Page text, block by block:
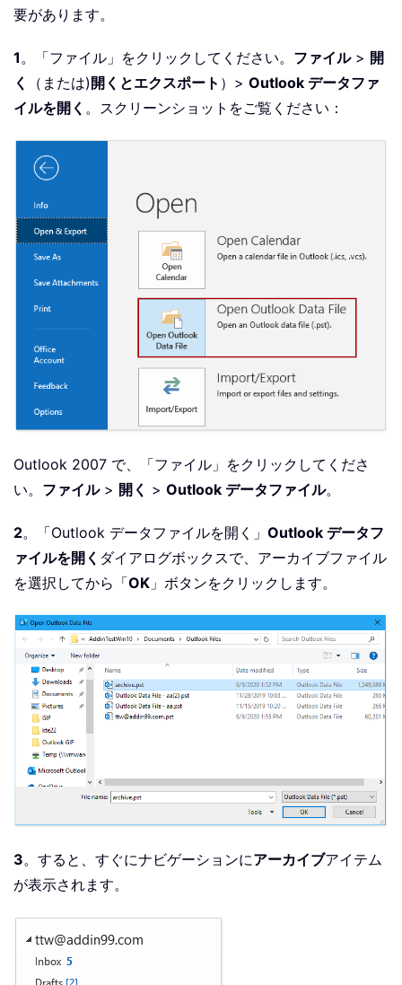
要があります。
1。「ファイル」をクリックしてください。 ファイル> 開
く
（または) 開くとエクスポート ）> Outlook データファ
イルを開く 。スクリーンショットをご覧ください：
Outlook 2007 で、「ファイル」をクリックしてくださ
い。 ファイル> 開く > Outlook データファイル。
2。「Outlook データファイルを開く」 Outlook データフ
ァイルを開く ダイアログボックスで、アーカイブファイル
を選択してから「OK 」ボタンをクリックします。
3。すると、すぐにナビゲーションにアーカイブアイテム
が表示されます。